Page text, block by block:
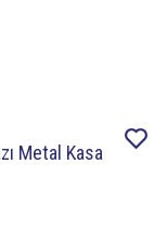
Metal Kasa